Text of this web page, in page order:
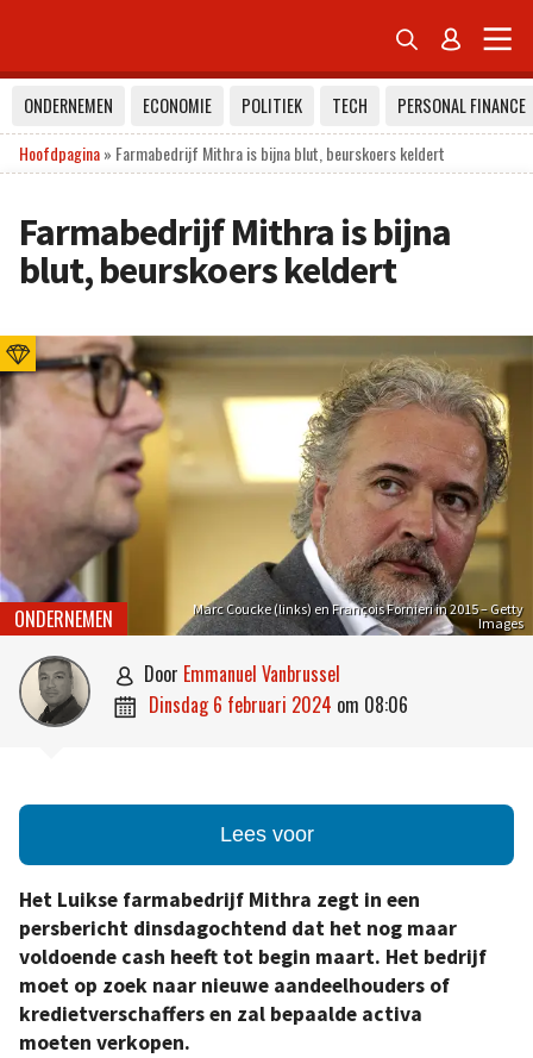
 
ONDERNEMEN ECONOMIE POLITIEK TECH
PERSONAL FINANCE
Hoofdpagina» Farmabedrijf Mithra is bijna blut, beurskoers keldert
Farmabedrijf Mithra is bijna
blut, beurskoers keldert
Marc Coucke (links) en François Fornieri in 2015 – Getty
Images
ONDERNEMEN
 door Emmanuel Vanbrussel
 dinsdag 6 februari 2024 om 08:06
Lees voor
Het Luikse farmabedrijf Mithra zegt in een
persbericht dinsdagochtend dat het nog maar
voldoende cash heeft tot begin maart. Het bedrijf
moet op zoek naar nieuwe aandeelhouders of
kredietverschaffers en zal bepaalde activa
moeten verkopen.